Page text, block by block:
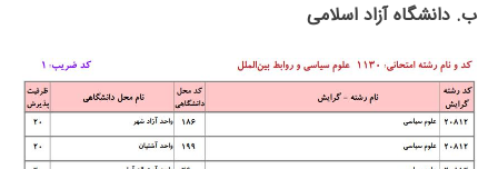
ب. دانشگاه آزاد اﺳﻼمی